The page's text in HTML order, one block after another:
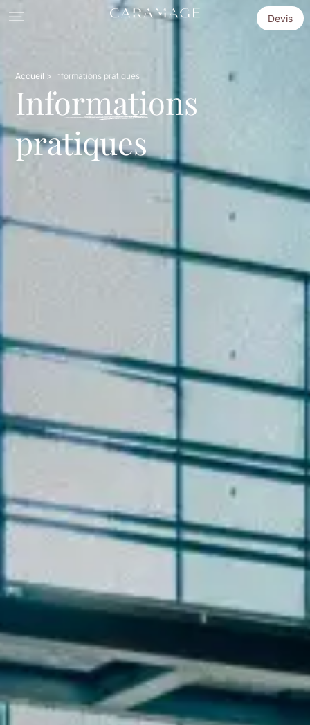
Devis
Accueil > Informations pratiques
Informations
pratiques